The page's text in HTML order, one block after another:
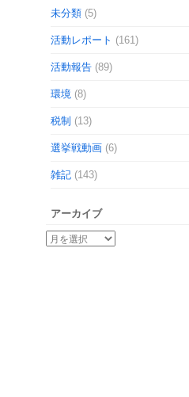
未分類 (5)
活動レポート (161)
活動報告 (89)
環境 (8)
税制 (13)
選挙戦動画 (6)
雑記 (143)
アーカイブ